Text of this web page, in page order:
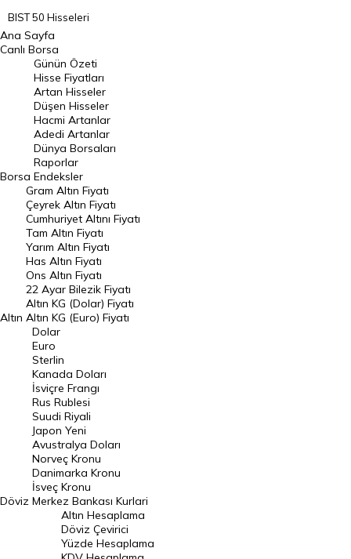
BIST 50 Hisseleri
BIST 100 Hisseleri
En Çok Artan Hisseler
En Çok Düşen Hisseler
Hacmi Artanlar
Geçmiş Kapanışlar
Dünya Borsaları
Raporlar
Endeksler
DÖVİZ
Döviz Kuru
Dolar Kuru
Euro Kuru
Pound Kuru
Frank Kuru
Riyal Kuru
Avustralya Doları
Danimarka Kronu Kuru
Kanada Doları Kuru
Norveç Kronu Kuru
İsveç Kronu Kuru
Japon Yeni Kuru
Ana Sayfa
Canlı Borsa
Borsa
Günün Özeti
Hisse Fiyatları
Artan Hisseler
Düşen Hisseler
Hacmi Artanlar
Adedi Artanlar
Dünya Borsaları
Raporlar
Endeksler
Altın
Gram Altın Fiyatı
Çeyrek Altın Fiyatı
Cumhuriyet Altını Fiyatı
Tam Altın Fiyatı
Yarım Altın Fiyatı
Has Altın Fiyatı
Ons Altın Fiyatı
22 Ayar Bilezik Fiyatı
Altın KG (Dolar) Fiyatı
Altın KG (Euro) Fiyatı
Döviz
Dolar
Euro
Sterlin
Kanada Doları
İsviçre Frangı
Rus Rublesi
Suudi Riyali
Japon Yeni
Avustralya Doları
Norveç Kronu
Danimarka Kronu
İsveç Kronu
Merkez Bankası Kurlari
Altın Hesaplama
Döviz Çevirici
Yüzde Hesaplama